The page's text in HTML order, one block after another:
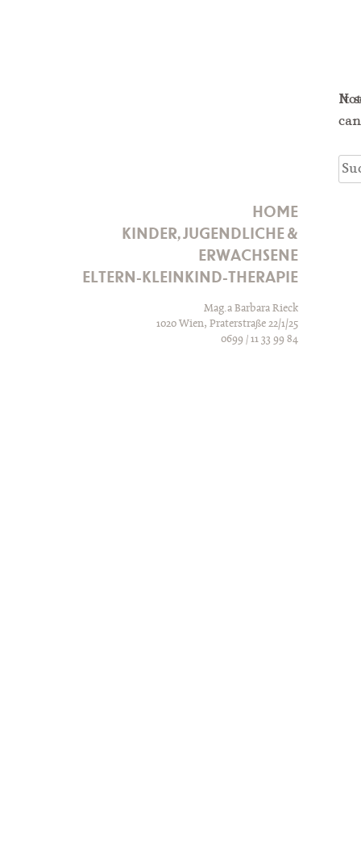
HOME
KINDER, JUGENDLICHE &
ERWACHSENE
ELTERN-KLEINKIND-THERAPIE
Mag.a Barbara Rieck
1020 Wien, Praterstraße 22/1/25
0699 / 11 33 99 84
It